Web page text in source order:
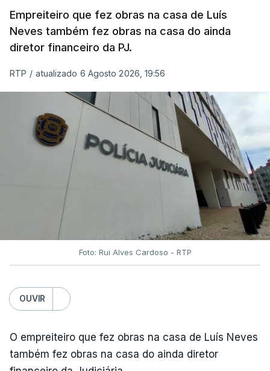
Empreiteiro que fez obras na casa de Luís
Neves também fez obras na casa do ainda
diretor financeiro da PJ.
RTP / atualizado 6 Agosto 2026, 19:56
Foto: Rui Alves Cardoso - RTP
OUVIR
O empreiteiro que fez obras na casa de Luís Neves
também fez obras na casa do ainda diretor